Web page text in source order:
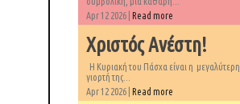
Apr 12 2026 | Read more
Χριστός Ανέστη!
Η Κυριακή του Πάσχα είναι η μεγαλύτερη
γιορτή της...
Apr 12 2026 | Read more